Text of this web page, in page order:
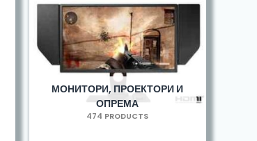
МОНИТОРИ, ПРОЕКТОРИ И
ОПРЕМА
474 PRODUCTS